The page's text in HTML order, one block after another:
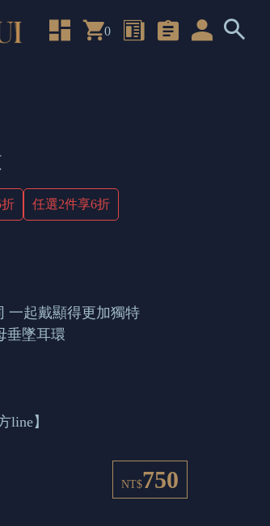
0
任選2件享6折
一起戴顯得更加獨特
垂墜耳環
line】
NT$750